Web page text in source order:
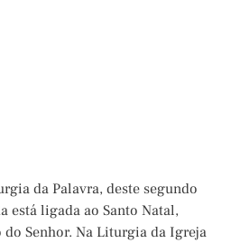
da Palavra, deste segundo
está ligada ao Santo Natal,
Senhor. Na Liturgia da Igreja